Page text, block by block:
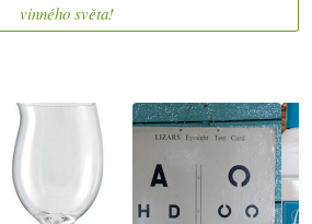
vinného světa!